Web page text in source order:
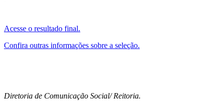
Acesse o resultado final.
Confira outras informações sobre a seleção.
Diretoria de Comunicação Social/ Reitoria.